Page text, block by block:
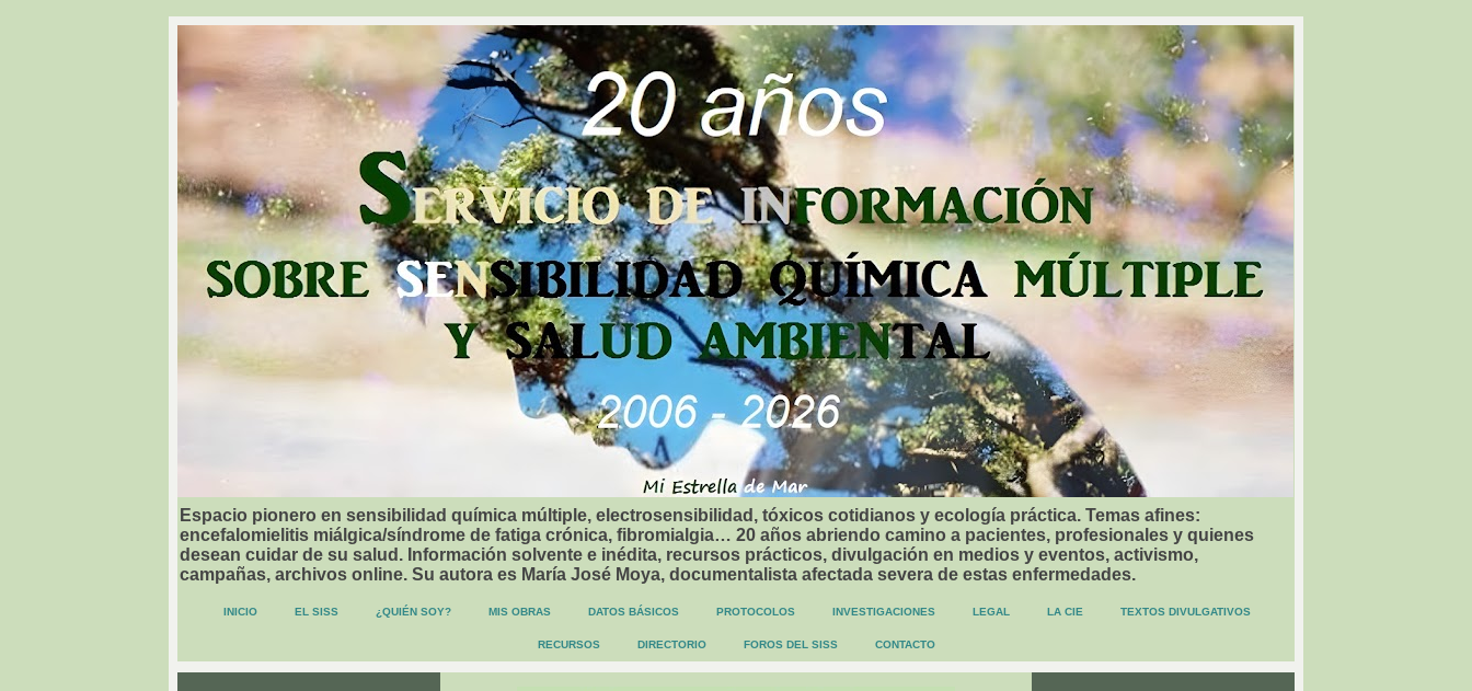
Espacio pionero en sensibilidad química múltiple, electrosensibilidad, tóxicos cotidianos y ecología práctica. Temas afines:
encefalomielitis miálgica/síndrome de fatiga crónica, fibromialgia… 20 años abriendo camino a pacientes, profesionales y quienes
desean cuidar de su salud. Información solvente e inédita, recursos prácticos, divulgación en medios y eventos, activismo,
campañas, archivos online. Su autora es María José Moya, documentalista afectada severa de estas enfermedades.
INICIO EL SISS ¿QUIÉN SOY? MIS OBRAS DATOS BÁSICOS PROTOCOLOS INVESTIGACIONES LEGAL LA CIE TEXTOS DIVULGATIVOS
RECURSOS DIRECTORIO FOROS DEL SISS CONTACTO